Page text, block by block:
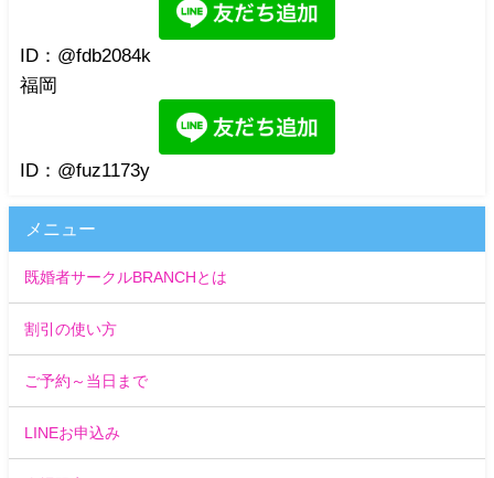
ID：@fdb2084k
福岡
ID：@fuz1173y
メニュー
既婚者サークルBRANCHとは
割引の使い方
ご予約～当日まで
LINEお申込み